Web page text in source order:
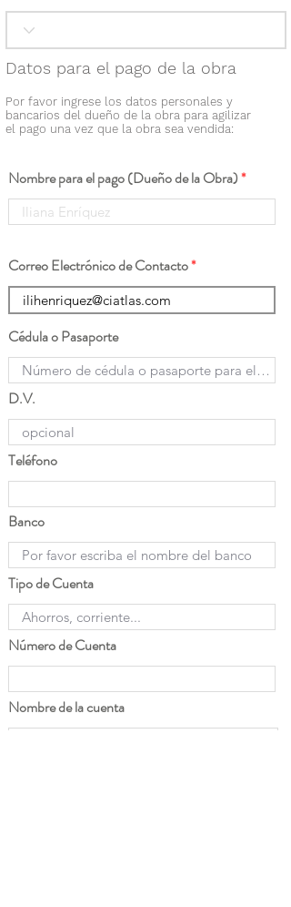
Datos para el pago de la obra
Por favor ingrese los datos personales y
bancarios del dueño de la obra para agilizar
el pago una vez que la obra sea vendida:
Nombre para el pago (Dueño de la Obra)
Correo Electrónico de Contacto
Cédula o Pasaporte
D.V.
Teléfono
Banco
Tipo de Cuenta
Número de Cuenta
Nombre de la cuenta